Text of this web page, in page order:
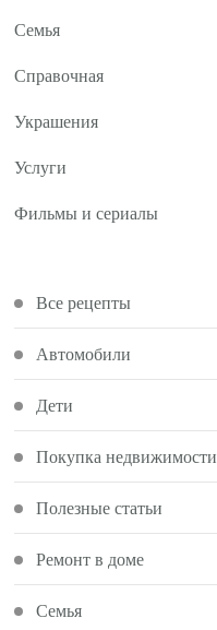
Семья
Справочная
Украшения
Услуги
Фильмы и сериалы
Все рецепты
Автомобили
Дети
Покупка недвижимости
Полезные статьи
Ремонт в доме
Семья